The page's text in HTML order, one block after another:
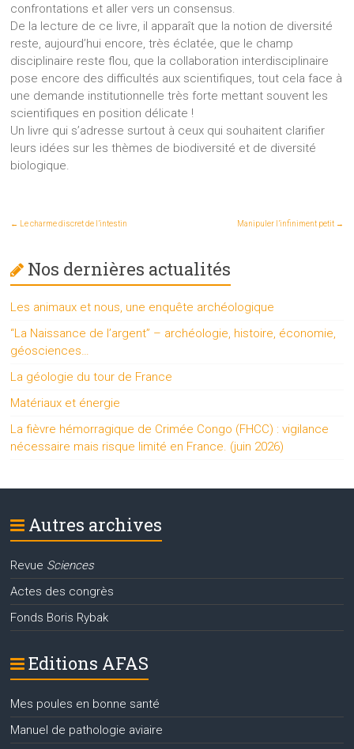
confrontations et aller vers un consensus.
De la lecture de ce livre, il apparaît que la notion de diversité
reste, aujourd’hui encore, très éclatée, que le champ
disciplinaire reste flou, que la collaboration interdisciplinaire
pose encore des difficultés aux scientifiques, tout cela face à
une demande institutionnelle très forte mettant souvent les
scientifiques en position délicate !
Un livre qui s’adresse surtout à ceux qui souhaitent clarifier
leurs idées sur les thèmes de biodiversité et de diversité
biologique.
← Le charme discret de l’intestin Manipuler l’infiniment petit →
Nos dernières actualités
Les animaux et nous, une enquête archéologique
“La Naissance de l’argent” – archéologie, histoire, économie,
géosciences…
La géologie du tour de France
Matériaux et énergie
La fièvre hémorragique de Crimée Congo (FHCC) : vigilance
nécessaire mais risque limité en France. (juin 2026)
Autres archives
Revue Sciences
Actes des congrès
Fonds Boris Rybak
Editions AFAS
Mes poules en bonne santé
Manuel de pathologie aviaire